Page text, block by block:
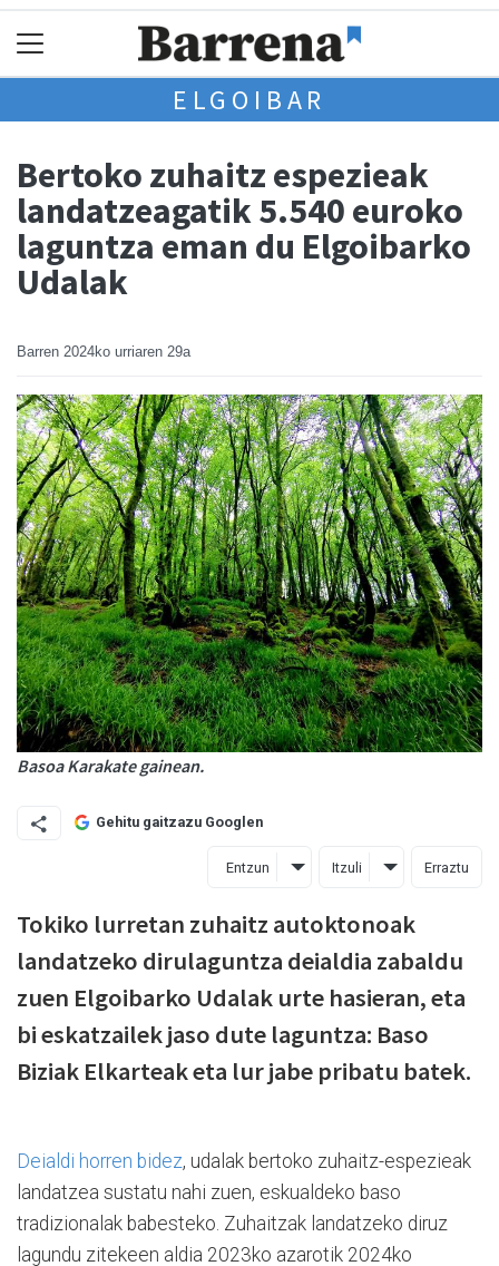
ELGOIBAR
Bertoko zuhaitz espezieak
landatzeagatik 5.540 euroko
laguntza eman du Elgoibarko
Udalak
Barren 2024ko urriaren 29a
Basoa Karakate gainean.
Gehitu gaitzazu Googlen
Entzun Itzuli Erraztu
Tokiko lurretan zuhaitz autoktonoak
landatzeko dirulaguntza deialdia zabaldu
zuen Elgoibarko Udalak urte hasieran, eta
bi eskatzailek jaso dute laguntza: Baso
Biziak Elkarteak eta lur jabe pribatu batek.
Deialdi horren bidez, udalak bertoko zuhaitz-espezieak
landatzea sustatu nahi zuen, eskualdeko baso
tradizionalak babesteko. Zuhaitzak landatzeko diruz
lagundu zitekeen aldia 2023ko azarotik 2024ko